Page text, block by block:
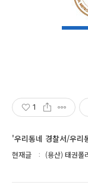
1
'우리동네 경찰서/우리
현재글 (용산) 태권폴